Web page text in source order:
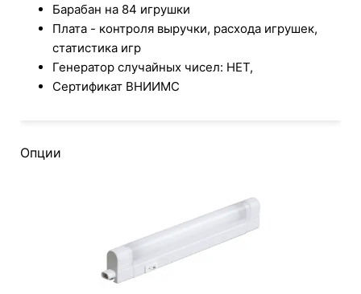
Барабан на 84 игрушки
Плата - контроля выручки, расхода игрушек,
статистика игр
Генератор случайных чисел: НЕТ,
Сертификат ВНИИМС
Опции